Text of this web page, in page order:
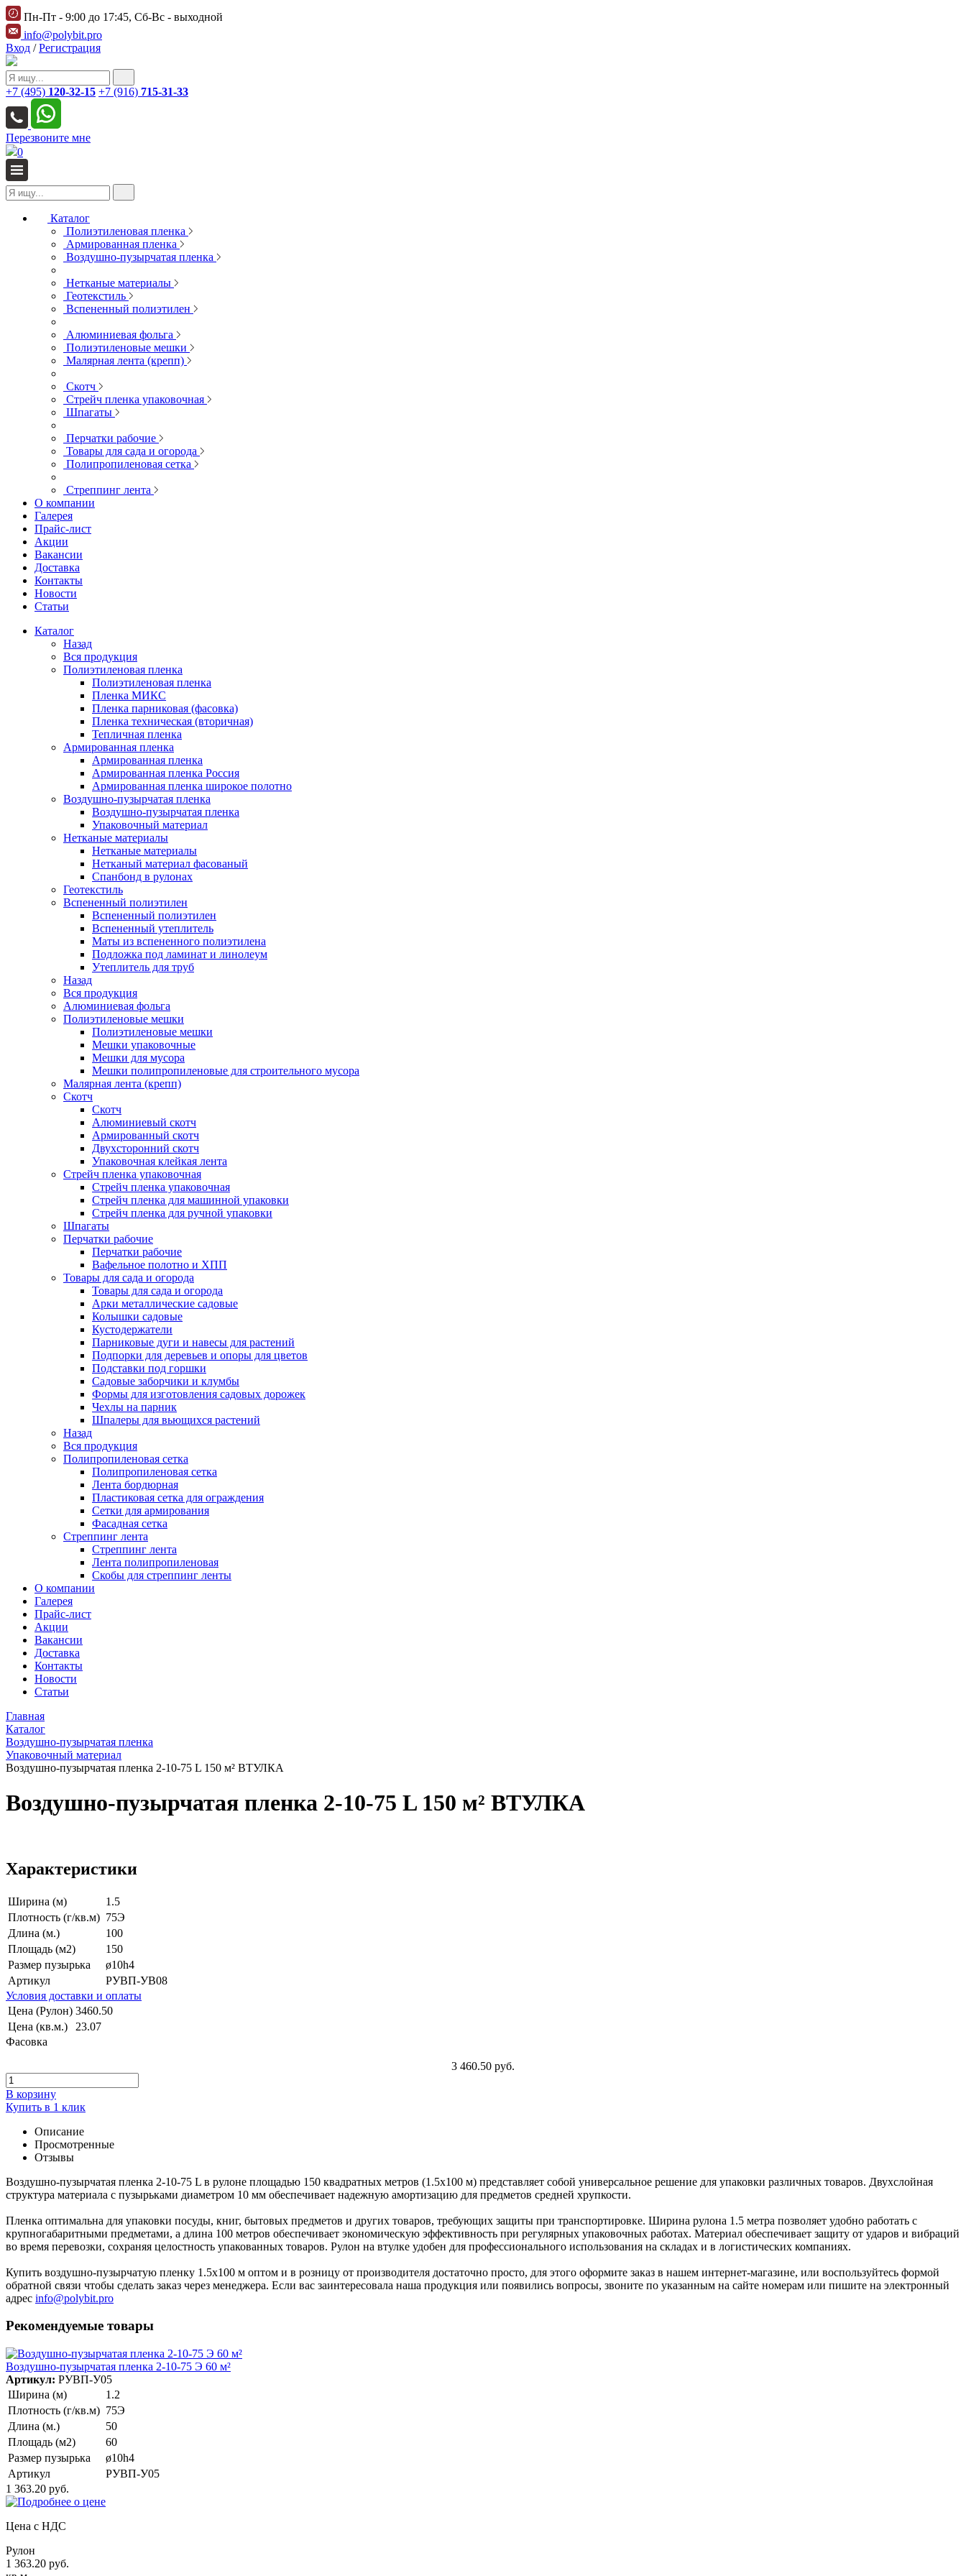
Пн-Пт - 9:00 до 17:45, Сб-Вс - выходной
info@polybit.pro
Вход /Регистрация
+7 (495) 120-32-15 +7 (916) 715-31-33
Перезвоните мне
0
Каталог
Полиэтиленовая пленка
Армированная пленка
Воздушно-пузырчатая пленка
Нетканые материалы
Геотекстиль
Вспененный полиэтилен
Алюминиевая фольга
Полиэтиленовые мешки
Малярная лента (крепп)
Скотч
Стрейч пленка упаковочная
Шпагаты
Перчатки рабочие
Товары для сада и огорода
Полипропиленовая сетка
Стреппинг лента
О компании
Галерея
Прайс-лист
Акции
Вакансии
Доставка
Контакты
Новости
Статьи
Каталог
Назад
Вся продукция
Полиэтиленовая пленка
Полиэтиленовая пленка
Пленка МИКС
Пленка парниковая (фасовка)
Пленка техническая (вторичная)
Тепличная пленка
Армированная пленка
Армированная пленка
Армированная пленка Россия
Армированная пленка широкое полотно
Воздушно-пузырчатая пленка
Воздушно-пузырчатая пленка
Упаковочный материал
Нетканые материалы
Нетканые материалы
Нетканый материал фасованый
Спанбонд в рулонах
Геотекстиль
Вспененный полиэтилен
Вспененный полиэтилен
Вспененный утеплитель
Маты из вспененного полиэтилена
Подложка под ламинат и линолеум
Утеплитель для труб
Назад
Вся продукция
Алюминиевая фольга
Полиэтиленовые мешки
Полиэтиленовые мешки
Мешки упаковочные
Мешки для мусора
Мешки полипропиленовые для строительного мусора
Малярная лента (крепп)
Скотч
Скотч
Алюминиевый скотч
Армированный скотч
Двухсторонний скотч
Упаковочная клейкая лента
Стрейч пленка упаковочная
Стрейч пленка упаковочная
Стрейч пленка для машинной упаковки
Стрейч пленка для ручной упаковки
Шпагаты
Перчатки рабочие
Перчатки рабочие
Вафельное полотно и ХПП
Товары для сада и огорода
Товары для сада и огорода
Арки металлические садовые
Колышки садовые
Кустодержатели
Парниковые дуги и навесы для растений
Подпорки для деревьев и опоры для цветов
Подставки под горшки
Садовые заборчики и клумбы
Формы для изготовления садовых дорожек
Чехлы на парник
Шпалеры для вьющихся растений
Назад
Вся продукция
Полипропиленовая сетка
Полипропиленовая сетка
Лента бордюрная
Пластиковая сетка для ограждения
Сетки для армирования
Фасадная сетка
Стреппинг лента
Стреппинг лента
Лента полипропиленовая
Скобы для стреппинг ленты
О компании
Галерея
Прайс-лист
Акции
Вакансии
Доставка
Контакты
Новости
Статьи
Главная
Каталог
Воздушно-пузырчатая пленка
Упаковочный материал
Воздушно-пузырчатая пленка 2-10-75 L 150 м² ВТУЛКА
Воздушно-пузырчатая пленка 2-10-75 L 150 м² ВТУЛКА
Характеристики
Ширина (м)
1.5
Плотность (г/кв.м) 75Э
Длина (м.)
100
Площадь (м2)
150
Размер пузырька
ø10h4
Артикул
РУВП-УВ08
Условия доставки и оплаты
Цена (Рулон) 3460.50
Цена (кв.м.)
23.07
Фасовка
3 460.50 руб.
В корзину
Купить в 1 клик
Описание
Просмотренные
Отзывы
Воздушно-пузырчатая пленка 2-10-75 L в рулоне площадью 150 квадратных метров (1.5х100 м) представляет собой универсальное решение для упаковки различных товаров. Двухслойная
структура материала с пузырьками диаметром 10 мм обеспечивает надежную амортизацию для предметов средней хрупкости.
Пленка оптимальна для упаковки посуды, книг, бытовых предметов и других товаров, требующих защиты при транспортировке. Ширина рулона 1.5 метра позволяет удобно работать с
крупногабаритными предметами, а длина 100 метров обеспечивает экономическую эффективность при регулярных упаковочных работах. Материал обеспечивает защиту от ударов и вибраций
во время перевозки, сохраняя целостность упакованных товаров. Рулон на втулке удобен для профессионального использования на складах и в логистических компаниях.
Купить воздушно-пузырчатую пленку 1.5х100 м оптом и в розницу от производителя достаточно просто, для этого оформите заказ в нашем интернет-магазине, или воспользуйтесь формой
обратной связи чтобы сделать заказ через менеджера. Если вас заинтересовала наша продукция или появились вопросы, звоните по указанным на сайте номерам или пишите на электронный
адрес info@polybit.pro
Рекомендуемые товары
Воздушно-пузырчатая пленка 2-10-75 Э 60 м²
Артикул: РУВП-У05
Ширина (м)
1.2
Плотность (г/кв.м) 75Э
Длина (м.)
50
Площадь (м2)
60
Размер пузырька
ø10h4
Артикул
РУВП-У05
1 363.20 руб.
Цена с НДС
Рулон
1 363.20 руб.